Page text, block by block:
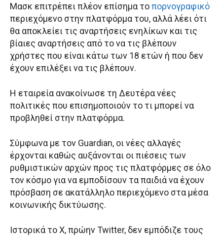
Μασκ επιτρέπει πλέον επίσημα τοπορνογραφικό
περιεχόμενο στην πλατφόρμα του, αλλά λέει ότι
θα αποκλείει τις αναρτήσεις ενηλίκων και τις
βίαιες αναρτήσεις από το να τις βλέπουν
χρήστες που είναι κάτω των 18 ετών ή που δεν
έχουν επιλέξει να τις βλέπουν.
Η εταιρεία ανακοίνωσε τη Δευτέρα νέες
πολιτικές που επισημοποιούν το τι μπορεί να
προβληθεί στην πλατφόρμα.
Σύμφωνα με τον Guardian, οι νέες αλλαγές
έρχονται καθώς αυξάνονται οι πιέσεις των
ρυθμιστικών αρχών προς τις πλατφόρμες σε όλο
τον κόσμο για να εμποδίσουν τα παιδιά να έχουν
πρόσβαση σε ακατάλληλο περιεχόμενο στα μέσα
κοινωνικής δικτύωσης.
Ιστορικά το X, πρώην Twitter, δεν εμπόδιζε τους